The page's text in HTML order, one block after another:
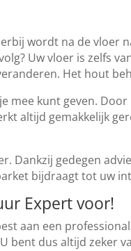
wordt na de vloer
Uw vloer is zelfs
Het hout
mee kunt geven.
altijd gemakkelijk
Dankzij gedegen
bijdraagt tot uw
Expert voor!
aan een
dus altijd zeker